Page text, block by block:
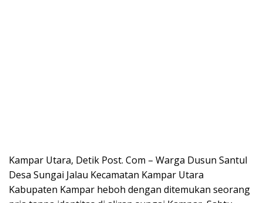
Kampar Utara, Detik Post. Com – Warga Dusun Santul
Desa Sungai Jalau Kecamatan Kampar Utara
Kabupaten Kampar heboh dengan ditemukan seorang